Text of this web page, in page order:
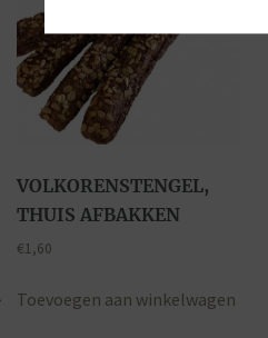
VOLKORENSTENGEL,
THUIS AFBAKKEN
€1,60
Toevoegen aan winkelwagen